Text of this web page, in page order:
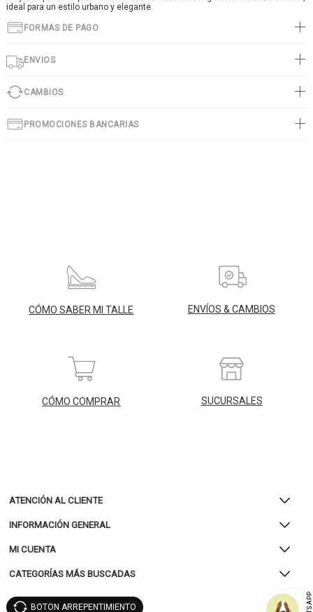
ideal para un estilo urbano y elegante.
FORMAS DE PAGO
ENVIOS
CAMBIOS
PROMOCIONES BANCARIAS
CÓMO SABER MI TALLE ENVÍOS & CAMBIOS
CÓMO COMPRAR SUCURSALES
ATENCIÓN AL CLIENTE
INFORMACIÓN GENERAL
MI CUENTA
CATEGORÍAS MÁS BUSCADAS
BOTON ARREPENTIMIENTO